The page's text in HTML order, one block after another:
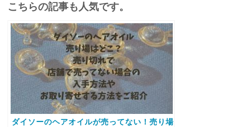
こちらの記事も人気です。
ダイソーのヘアオイルが売ってない！売り場